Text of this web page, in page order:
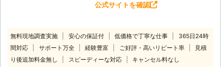
公式サイトを確認
無料現地調査実施 安心の保証付 低価格で丁寧な仕事
365日24時
間対応
サポート万全 経験豊富 ご好評・高いリピート率
見積
り後追加料金無し
スピーディーな対応 キャンセル料なし